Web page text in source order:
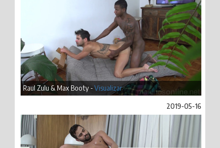
Raul Zulu & Max Booty -Visualizar
2019-05-16